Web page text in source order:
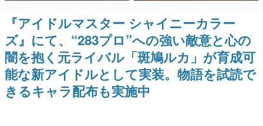
ゲームの企画書
名作ゲームクリエイターの方々に製作時のエピソードをお
聞きし、ヒットする企画（ゲーム）とは何か？を探ってい
赫本
この物語を解いてはいけない。『赫本』は、〈試験問題〉
の形をした短編ホラー小説集です。
映ヒストリカル グッズコレクシ
ョン」が8月下旬より発売
Simulator』が「1件」のウィッ
対応しSNSで話題に。『キング
ダム・カム』開発元やチェコの
プロ野球選手から称賛の声
『アイドルマスター シャイニーカラー
ズ』にて、“283プロ”への強い敵意と心の
闇を抱く元ライバル「斑鳩ルカ」が育成可
能な新アイドルとして実装。物語を試読で
きるキャラ配布も実施中